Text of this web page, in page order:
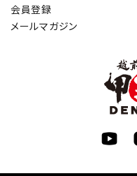
会員登録
メールマガジン